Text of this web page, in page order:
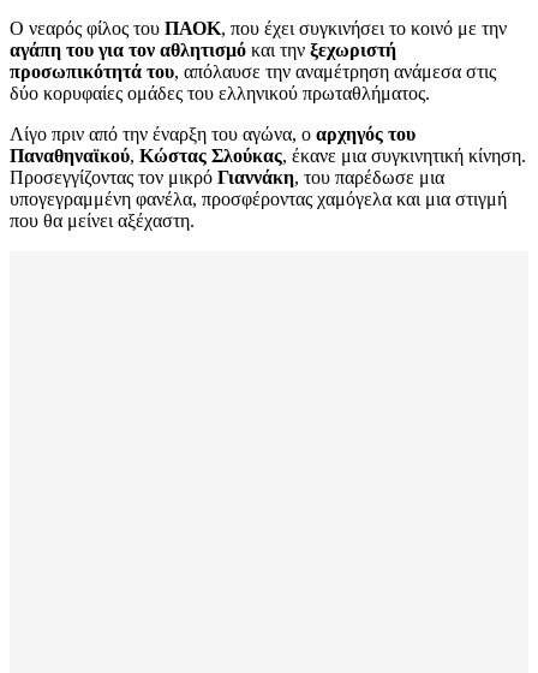
Ο νεαρός φίλος του ΠΑΟΚ, που έχει συγκινήσει το κοινό με την
αγάπη του για τον αθλητισμό και την ξεχωριστή
προσωπικότητά του, απόλαυσε την αναμέτρηση ανάμεσα στις
δύο κορυφαίες ομάδες του ελληνικού πρωταθλήματος.
Λίγο πριν από την έναρξη του αγώνα, ο αρχηγός του
Παναθηναϊκού, Κώστας Σλούκας, έκανε μια συγκινητική κίνηση.
Προσεγγίζοντας τον μικρό Γιαννάκη, του παρέδωσε μια
υπογεγραμμένη φανέλα, προσφέροντας χαμόγελα και μια στιγμή
που θα μείνει αξέχαστη.